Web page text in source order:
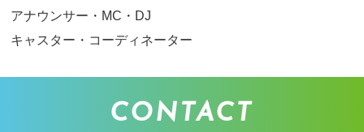
アナウンサー・MC・DJ
キャスター・コーディネーター
CONTACT